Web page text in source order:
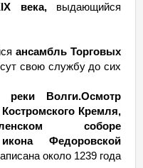
века, выдающийся
ансамбль Торговых
свою службу до сих
реки Волги.Осмотр
Кремля,
соборе
Федоровской
около 1239 года